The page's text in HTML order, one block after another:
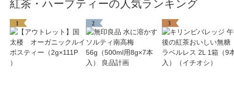
紅茶・ハーブティーの人気ランキング
1 2 3